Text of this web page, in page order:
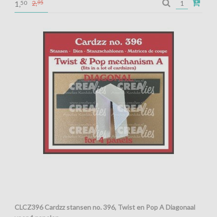
1,50 2,95
CLCZ396 Cardzz stansen no. 396, Twist en Pop A Diagonaal